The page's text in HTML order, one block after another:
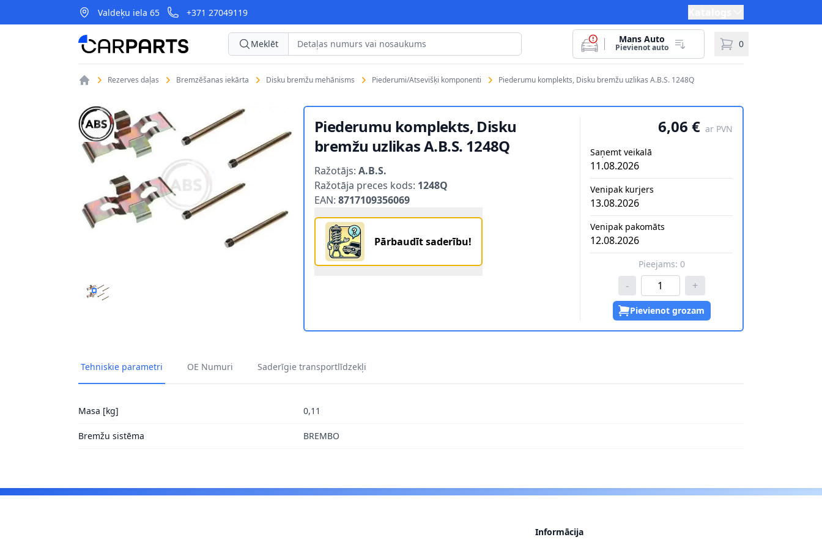
Valdeķu iela 65 +371 27049119
CarParts Meklēt Mans Auto
Pievienot auto 0
Rezerves daļas Bremzēšanas iekārta Disku bremžu mehānisms Piederumi/Atsevišķi komponenti Piederumu komplekts, Disku bremžu uzlikas A.B.S. 1248Q
PIEDERUMU KOMPLEKTS, DISKU BREMŽU UZLIKAS A.B.S. 1248Q 1
Piederumu komplekts, Disku
bremžu uzlikas A.B.S. 1248Q
Ražotājs: A.B.S.
Ražotāja preces kods: 1248Q
EAN: 8717109356069
Pārbaudīt saderību!
6,06 € ar PVN
Saņemt veikalā
11.08.2026
Venipak kurjers
13.08.2026
Venipak pakomāts
12.08.2026
Pieejams: 0
- +
Pievienot grozam
Tehniskie parametri OE Numuri Saderīgie transportlīdzekļi
Masa [kg] 0,11
Bremžu sistēma BREMBO
Informācija